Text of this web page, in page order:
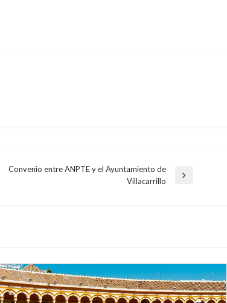
Convenio entre ANPTE y el Ayuntamiento de
Villacarrillo